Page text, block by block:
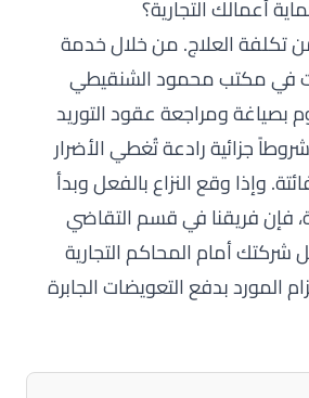
أعمالك التجارية؟
من تكلفة العلاج. من خلال خدمة
في مكتب محمود الشنقيطي
بصياغة ومراجعة عقود التوريد
جزائية رادعة تُغطي الأضرار
وإذا وقع النزاع بالفعل وبدأ
فإن فريقنا في قسمالتقاضي
شركتك أمام المحاكم التجارية
المورد بدفع التعويضات الجابرة